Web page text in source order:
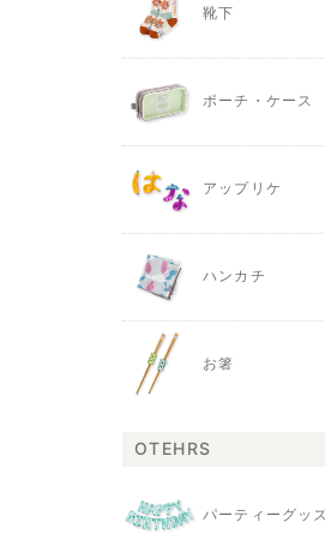
靴下
ポーチ・ケース
アップリケ
ハンカチ
お箸
OTEHRS
パーティーグッ